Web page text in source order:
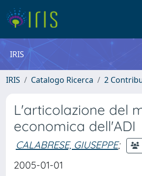
IRIS
IRIS Catalogo Ricerca 2
L'articolazione del
economica dell'ADI
CALABRESE, GIUSEPPE;
2005-01-01